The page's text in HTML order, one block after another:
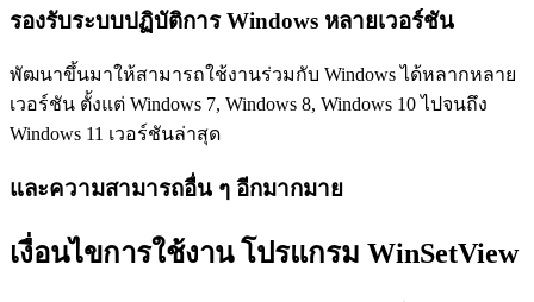
รองรับระบบปฏิบัติการ Windows หลายเวอร์ชัน
พัฒนาขึ้นมาให้สามารถใช้งานร่วมกับ Windows ได้หลากหลาย
เวอร์ชัน ตั้งแต่ Windows 7, Windows 8, Windows 10 ไปจนถึง
Windows 11 เวอร์ชันล่าสุด
และความสามารถอื่น ๆ อีกมากมาย
เงื่อนไขการใช้งาน โปรแกรม WinSetView